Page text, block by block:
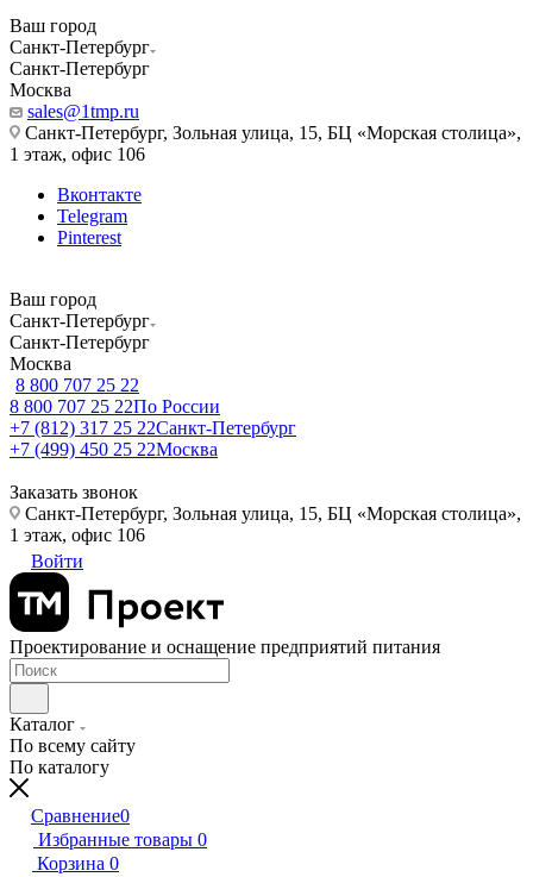
Ваш город
Санкт-Петербург
Санкт-Петербург
Москва
sales@1tmp.ru
Санкт-Петербург, Зольная улица, 15, БЦ «Морская столица»,
1 этаж, офис 106
Вконтакте
Telegram
Pinterest
Ваш город
Санкт-Петербург
Санкт-Петербург
Москва
8 800 707 25 22
8 800 707 25 22По России
+7 (812) 317 25 22Санкт-Петербург
+7 (499) 450 25 22Москва
Заказать звонок
Санкт-Петербург, Зольная улица, 15, БЦ «Морская столица»,
1 этаж, офис 106
Войти
Проектирование и оснащение предприятий питания
Каталог
По всему сайту
По каталогу
Сравнение0
Избранные товары 0
Корзина 0